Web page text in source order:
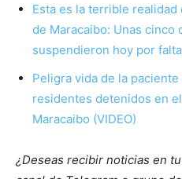
Esta es la terrible
de Maracaibo: Unas cinco
suspendieron hoy por
Peligra vida de la
residentes detenidos en
Maracaibo (VIDEO)
¿Deseas recibir noticias en